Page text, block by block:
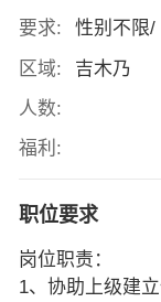
要求:
性别不限/
区域:
吉木乃
人数:
福利:
职位要求
岗位职责：
1、协助上级建